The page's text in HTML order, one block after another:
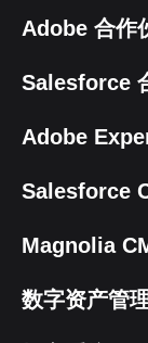
Adobe 合作
Salesforce
Adobe
Salesforce
Magnolia
数字资产管